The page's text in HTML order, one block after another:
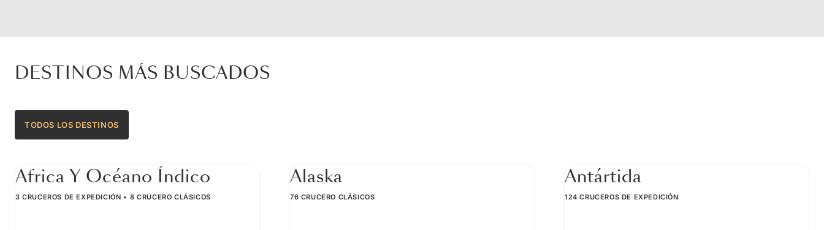
DESTINOS MÁS BUSCADOS
TODOS LOS DESTINOS
Africa Y Océano Índico
3 CRUCEROS DE EXPEDICIÓN 8 CRUCERO CLÁSICOS
Alaska
76 CRUCERO CLÁSICOS
Antártida
124 CRUCEROS DE EXPEDICIÓN